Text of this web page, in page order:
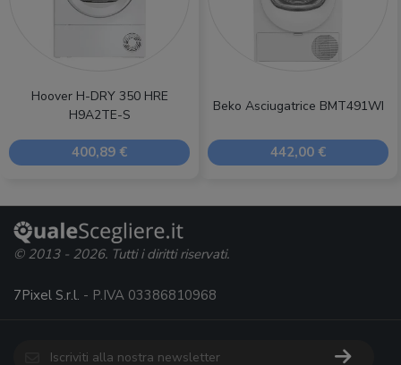
Hoover H-DRY 350 HRE
H9A2TE-S
400,89 €
Beko Asciugatrice BMT491WI
442,00 €
© 2013 - 2026. Tutti i diritti riservati.
7Pixel S.r.l. - P.IVA 03386810968